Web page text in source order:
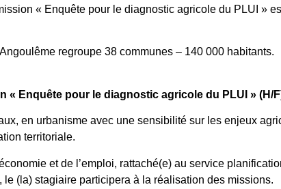
« Enquête pour le diagnostic agricole du PLUI »
regroupe 38 communes – 140 000 habitants.
« Enquête pour le diagnostic agricole du PLUI » (H/
en urbanisme avec une sensibilité sur les enjeux
territoriale.
et de l’emploi, rattaché(e) au service
(la) stagiaire participera à la réalisation des missions.